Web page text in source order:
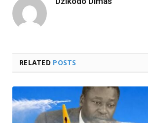
RELATED POSTS